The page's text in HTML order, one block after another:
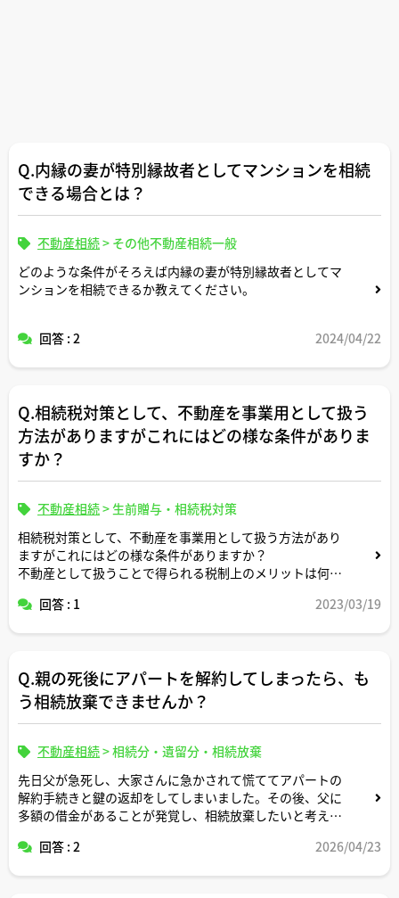
Q.内縁の妻が特別縁故者としてマンションを相続
できる場合とは？
不動産相続> その他不動産相続一般
どのような条件がそろえば内縁の妻が特別縁故者としてマ
ンションを相続できるか教えてください。
回答 : 2 2024/04/22
Q.相続税対策として、不動産を事業用として扱う
方法がありますがこれにはどの様な条件がありま
すか？
不動産相続> 生前贈与・相続税対策
相続税対策として、不動産を事業用として扱う方法があり
ますがこれにはどの様な条件がありますか？
不動産として扱うことで得られる税制上のメリットは何で
回答 : 1 2023/03/19
Q.親の死後にアパートを解約してしまったら、も
う相続放棄できませんか？
不動産相続>相続分・遺留分・相続放棄
先日父が急死し、大家さんに急かされて慌ててアパートの
解約手続きと鍵の返却をしてしまいました。その後、父に
多額の借金があることが発覚し、相続放棄したいと考えて
て放棄できない」と見てパニックになっています…。これ
回答 : 2 2026/04/23